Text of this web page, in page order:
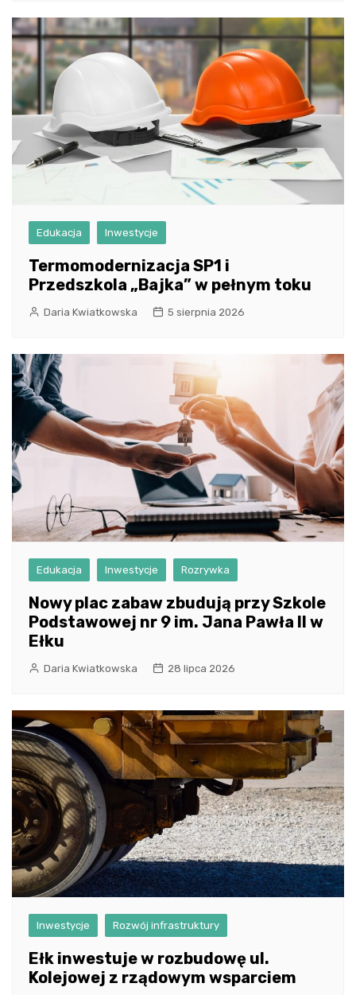
Edukacja Inwestycje
Termomodernizacja SP1 i
Przedszkola „Bajka” w pełnym toku
Daria Kwiatkowska 5 sierpnia 2026
Edukacja Inwestycje Rozrywka
Nowy plac zabaw zbudują przy Szkole
Podstawowej nr 9 im. Jana Pawła II w
Ełku
Daria Kwiatkowska 28 lipca 2026
Inwestycje Rozwój infrastruktury
Ełk inwestuje w rozbudowę ul.
Kolejowej z rządowym wsparciem